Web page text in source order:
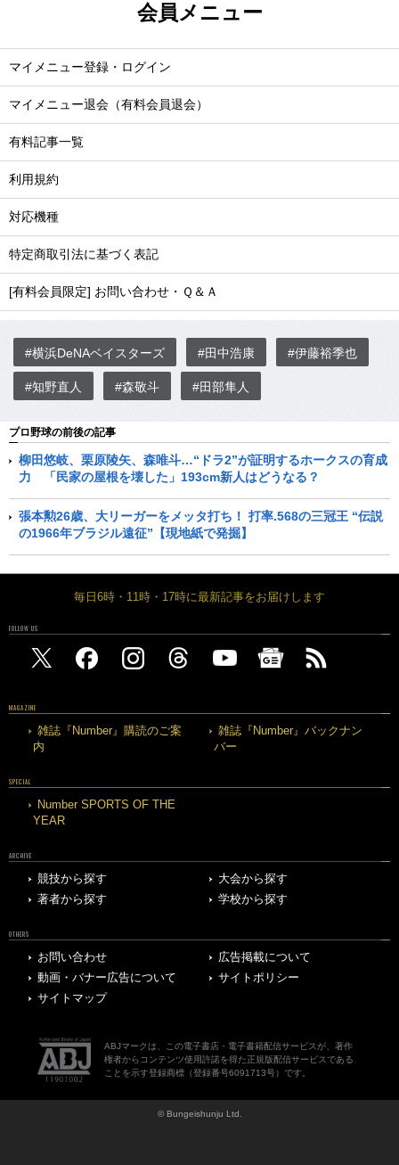
会員メニュー
マイメニュー登録・ログイン
マイメニュー退会（有料会員退会）
有料記事一覧
利用規約
対応機種
特定商取引法に基づく表記
[有料会員限定] お問い合わせ・Ｑ＆Ａ
#横浜DeNAベイスターズ #田中浩康 #伊藤裕季也
#知野直人 #森敬斗 #田部隼人
プロ野球の前後の記事
柳田悠岐、栗原陵矢、森唯斗…“ドラ2”が証明するホークスの育成
力 「民家の屋根を壊した」193cm新人はどうなる？
張本勲26歳、大リーガーをメッタ打ち！ 打率.568の三冠王 “伝説
の1966年ブラジル遠征”【現地紙で発掘】
毎日6時・11時・17時に最新記事をお届けします
FOLLOW US
MAGAZINE
雑誌『Number』購読のご案
内
雑誌『Number』バックナン
バー
SPECIAL
Number SPORTS OF THE
YEAR
ARCHIVE
競技から探す
大会から探す
著者から探す
学校から探す
OTHERS
お問い合わせ
広告掲載について
動画・バナー広告について
サイトポリシー
サイトマップ
ABJマークは、この電子書店・電子書籍配信サービスが、著作
権者からコンテンツ使用許諾を得た正規版配信サービスである
ことを示す登録商標（登録番号6091713号）です。
© Bungeishunju Ltd.